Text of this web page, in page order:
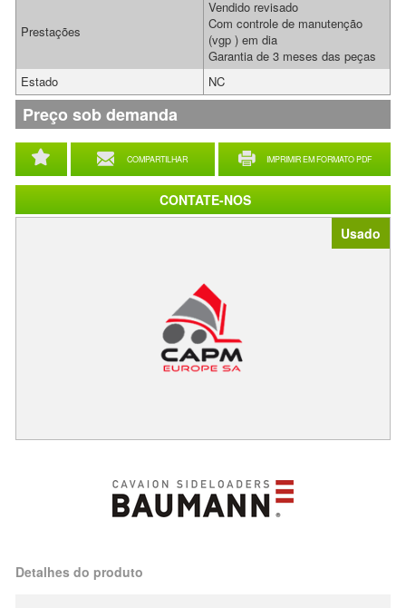
Usado
COMPARTILHAR IMPRIMIR EM FORMATO PDF
Prestações
Vendido revisado
Com controle de manutenção
(vgp ) em dia
Garantia de 3 meses das peças
Estado
NC
Preço sob demanda
Detalhes do produto
CONTATE-NOS